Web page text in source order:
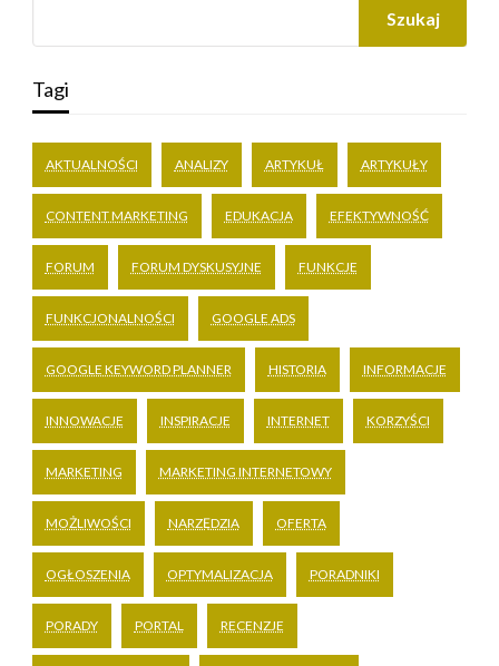
Szukaj
Tagi
AKTUALNOŚCI ANALIZY ARTYKUŁ ARTYKUŁY
CONTENT MARKETING EDUKACJA EFEKTYWNOŚĆ
FORUM FORUM DYSKUSYJNE FUNKCJE
FUNKCJONALNOŚCI GOOGLE ADS
GOOGLE KEYWORD PLANNER HISTORIA INFORMACJE
INNOWACJE INSPIRACJE INTERNET KORZYŚCI
MARKETING MARKETING INTERNETOWY
MOŻLIWOŚCI NARZĘDZIA OFERTA
OGŁOSZENIA OPTYMALIZACJA PORADNIKI
PORADY PORTAL RECENZJE